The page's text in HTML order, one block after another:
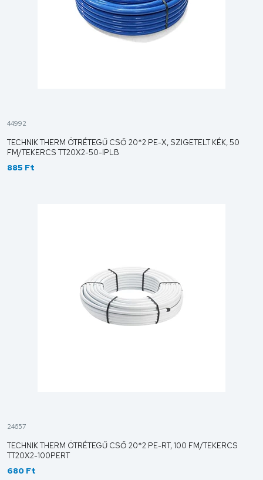
44992
TECHNIK THERM ÖTRÉTEGŰ CSŐ 20*2 PE-X, SZIGETELT KÉK, 50
FM/TEKERCS TT20X2-50-IPLB
885 Ft
24657
TECHNIK THERM ÖTRÉTEGŰ CSŐ 20*2 PE-RT, 100 FM/TEKERCS
TT20X2-100PERT
680 Ft